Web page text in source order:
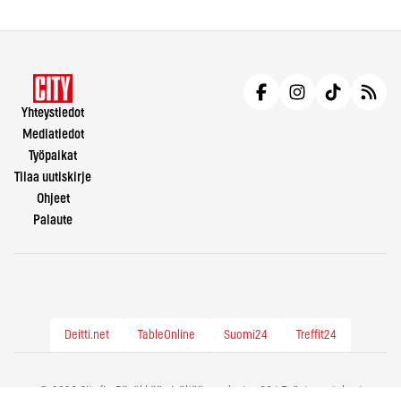
Yhteystiedot
Mediatiedot
Työpaikat
Tilaa uutiskirje
Ohjeet
Palaute
Deitti.net TableOnline Suomi24 Treffit24